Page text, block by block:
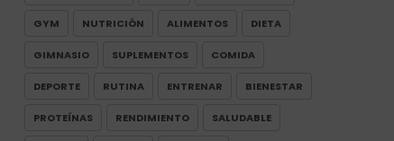
GYM NUTRICIÓN ALIMENTOS DIETA
GIMNASIO SUPLEMENTOS COMIDA
DEPORTE RUTINA ENTRENAR BIENESTAR
PROTEÍNAS RENDIMIENTO SALUDABLE